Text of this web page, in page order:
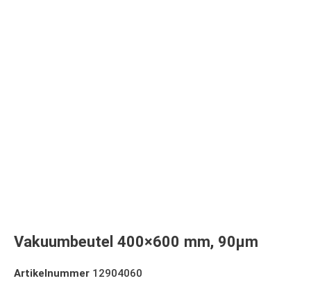
Vakuumbeutel 400×600 mm, 90µm
Artikelnummer 12904060